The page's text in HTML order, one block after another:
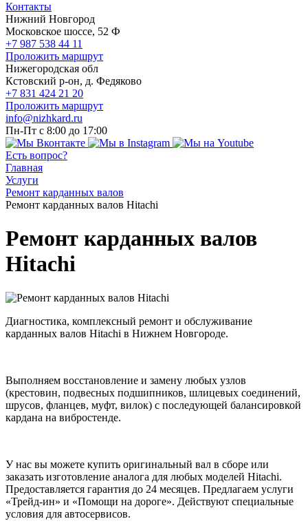
Контакты
Нижний Новгород
Московское шоссе, 52 Ф
+7 987 538 44 11
Проложить маршрут
Нижегородская обл
Кстовский р-он, д. Федяково
+7 831 424 21 20
Проложить маршрут
info@nizhkard.ru
Пн-Пт с 8:00 до 17:00
Есть вопрос?
Главная
Услуги
Ремонт карданных валов
Ремонт карданных валов Hitachi
Ремонт карданных валов
Hitachi
Диагностика, комплексный ремонт и обслуживание
карданных валов Hitachi в Нижнем Новгороде.
Выполняем восстановление и замену любых узлов
(крестовин, подвесных подшипников, шлицевых соединений,
шрусов, фланцев, муфт, вилок) с последующей балансировкой
кардана на вибростенде.
У нас вы можете купить оригинальный вал в сборе или
заказать изготовление аналога для любых моделей Hitachi.
Предоставляется гарантия до 24 месяцев. Предлагаем услуги
«Трейд-ин» и «Помощи на дороге». Действуют специальные
условия для автосервисов.